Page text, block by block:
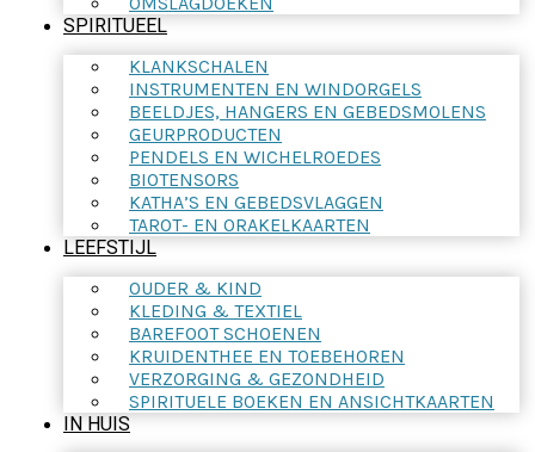
SPIRITUEEL
KLANKSCHALEN
INSTRUMENTEN EN WINDORGELS
BEELDJES, HANGERS EN GEBEDSMOLENS
GEURPRODUCTEN
PENDELS EN WICHELROEDES
BIOTENSORS
KATHA’S EN GEBEDSVLAGGEN
TAROT- EN ORAKELKAARTEN
LEEFSTIJL
OUDER & KIND
KLEDING & TEXTIEL
BAREFOOT SCHOENEN
KRUIDENTHEE EN TOEBEHOREN
VERZORGING & GEZONDHEID
SPIRITUELE BOEKEN EN ANSICHTKAARTEN
IN HUIS